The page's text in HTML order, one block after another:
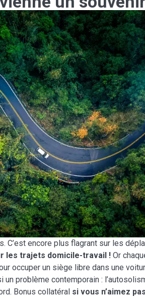
encore plus flagrant sur les
les trajets domicile-travail ! Or
occuper un siège libre dans une
problème contemporain :
Bonus collatéral si vous n’aimez